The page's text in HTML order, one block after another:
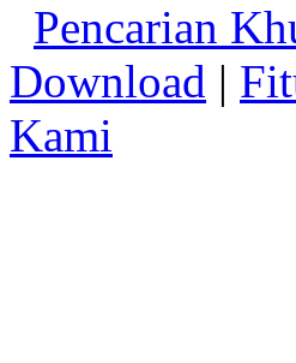
Pencarian
Download |
Kami